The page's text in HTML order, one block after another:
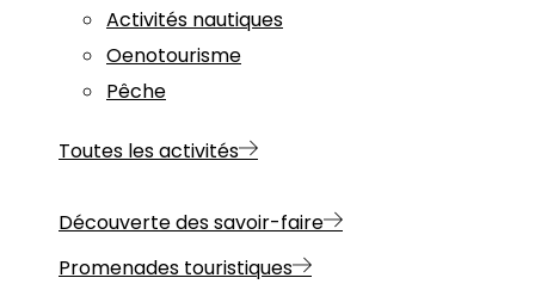
Activités nautiques
Oenotourisme
Pêche
Toutes les activités
Découverte des savoir-faire
Promenades touristiques